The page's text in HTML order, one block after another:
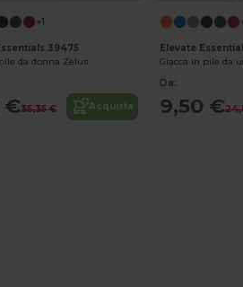
+1
39475
da donna Zelus
€35,35 € Acquista
Elevate
Giacca in pile da
Da:
9,50 €